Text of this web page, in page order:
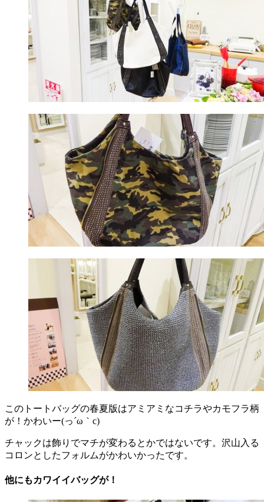
このトートバッグの春夏版はアミアミなコチラやカモフラ柄
が！かわいー(っ´ω｀c)
チャックは飾りでマチが変わるとかではないです。沢山入る
コロンとしたフォルムがかわいかったです。
他にもカワイイバッグが！